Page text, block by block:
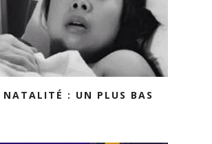
NATALITÉ : UN PLUS BAS